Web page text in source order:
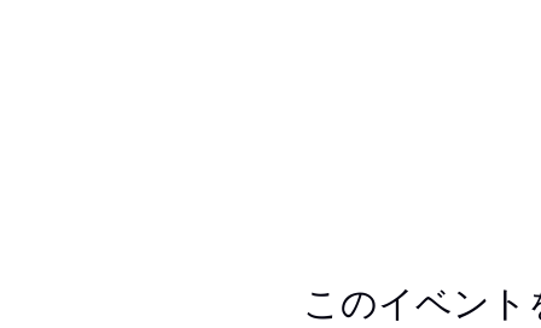
このイベント